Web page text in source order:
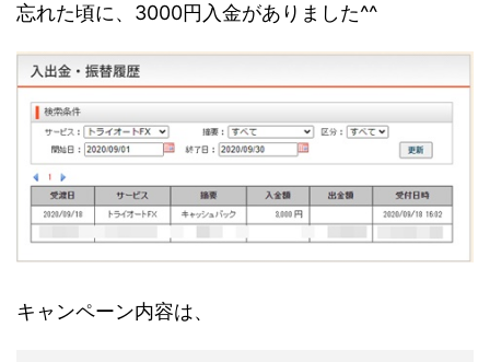
忘れた頃に、3000円入金がありました^^
キャンペーン内容は、